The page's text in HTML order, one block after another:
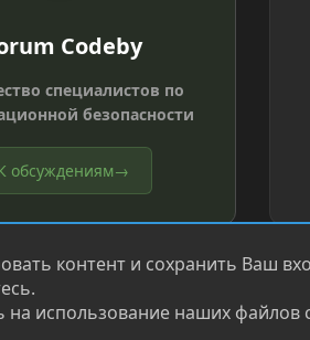
Codeby
специалистов по
безопасности
обсуждениям→
контент и сохранить Ваш
на использование наших файлов